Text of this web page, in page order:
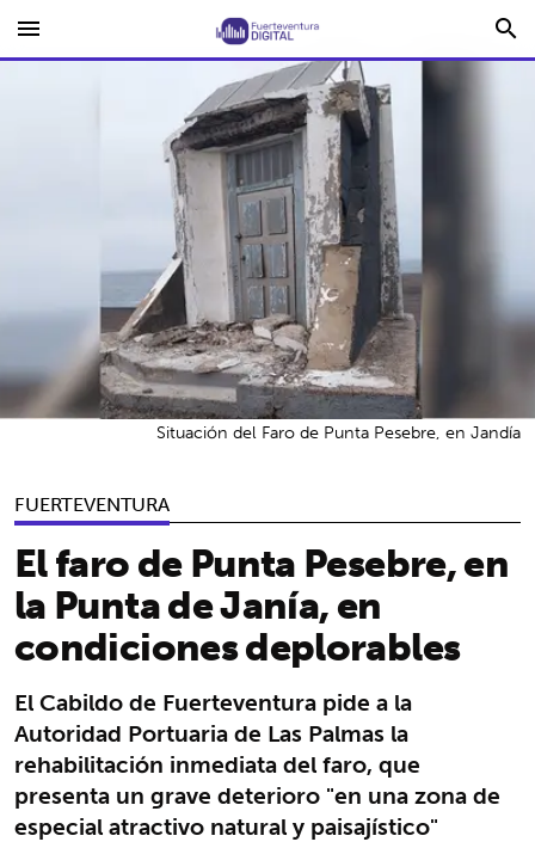
menu search
FUERTEVENTURA
El faro de Punta Pesebre, en
la Punta de Janía, en
condiciones deplorables
El Cabildo de Fuerteventura pide a la
Autoridad Portuaria de Las Palmas la
rehabilitación inmediata del faro, que
presenta un grave deterioro "en una zona de
especial atractivo natural y paisajístico"
Situación del Faro de Punta Pesebre, en Jandía